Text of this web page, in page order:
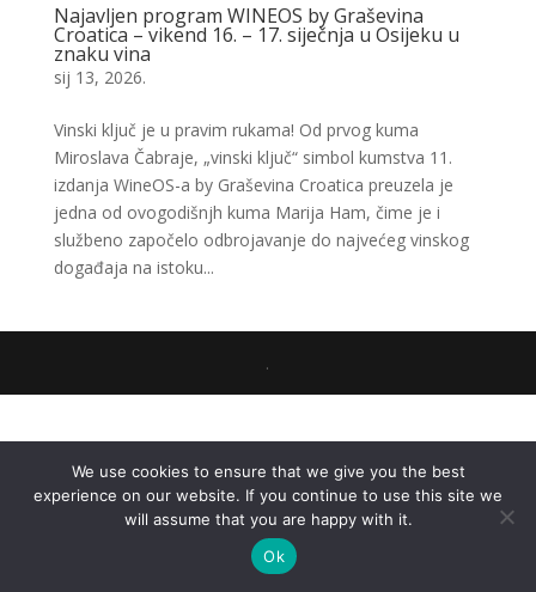
Najavljen program WINEOS by Graševina
Croatica – vikend 16. – 17. siječnja u Osijeku u
znaku vina
sij 13, 2026.
Vinski ključ je u pravim rukama! Od prvog kuma
Miroslava Čabraje, „vinski ključ“ simbol kumstva 11.
izdanja WineOS-a by Graševina Croatica preuzela je
jedna od ovogodišnjh kuma Marija Ham, čime je i
službeno započelo odbrojavanje do najvećeg vinskog
događaja na istoku...
.
We use cookies to ensure that we give you the best
experience on our website. If you continue to use this site we
will assume that you are happy with it.
Ok